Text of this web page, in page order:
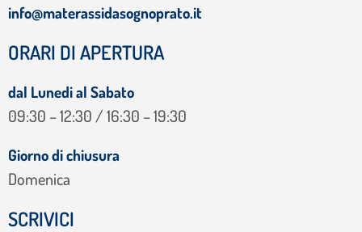
info@materassidasognoprato.it
ORARI DI APERTURA
dal Lunedi al Sabato
09:30 – 12:30 / 16:30 – 19:30
Giorno di chiusura
Domenica
SCRIVICI